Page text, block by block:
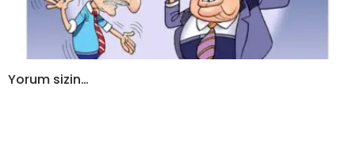
Yorum sizin…